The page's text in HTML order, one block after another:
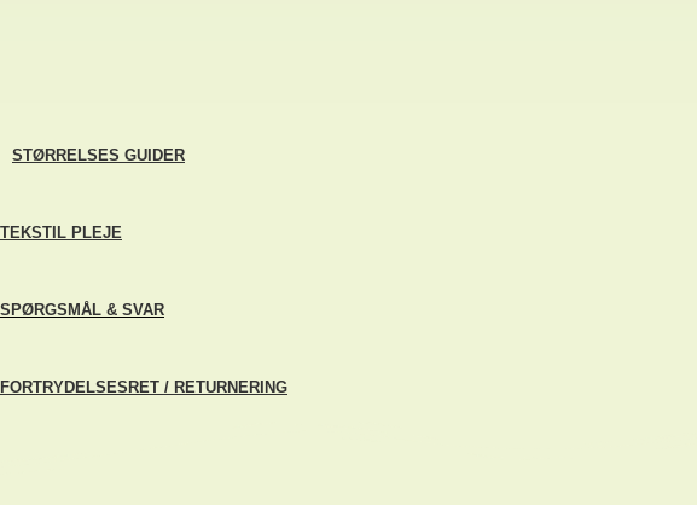
STØRRELSES GUIDER
TEKSTIL PLEJE
SPØRGSMÅL & SVAR
FORTRYDELSESRET / RETURNERING